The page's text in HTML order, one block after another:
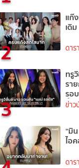
2
แก๊
เดิม
ดาร
3
ทรู
รา
รอ
นี้
ข่าว
“มิ
ไอ
ดาร